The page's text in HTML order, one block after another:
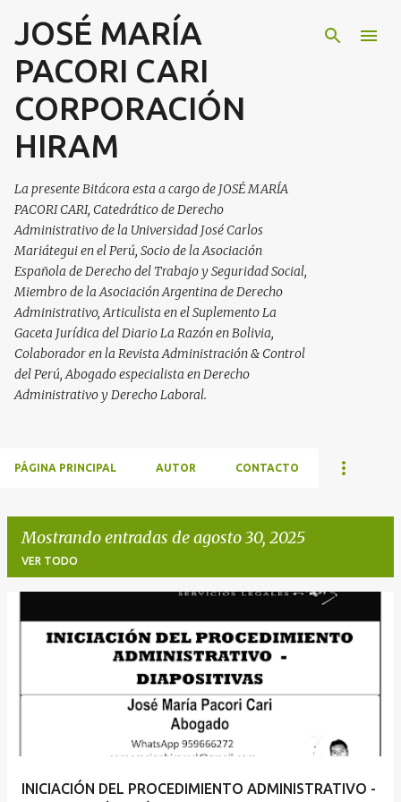
Ir al contenido principal
JOSÉ MARÍA
PACORI CARI
CORPORACIÓN
HIRAM
La presente Bitácora esta a cargo de JOSÉ MARÍA
PACORI CARI, Catedrático de Derecho
Administrativo de la Universidad José Carlos
Mariátegui en el Perú, Socio de la Asociación
Española de Derecho del Trabajo y Seguridad Social,
Miembro de la Asociación Argentina de Derecho
Administrativo, Articulista en el Suplemento La
Gaceta Jurídica del Diario La Razón en Bolivia,
Colaborador en la Revista Administración & Control
del Perú, Abogado especialista en Derecho
Administrativo y Derecho Laboral.
PÁGINA PRINCIPAL AUTOR CONTACTO
Mostrando entradas de agosto 30, 2025
VER TODO
INICIACIÓN DEL PROCEDIMIENTO ADMINISTRATIVO -